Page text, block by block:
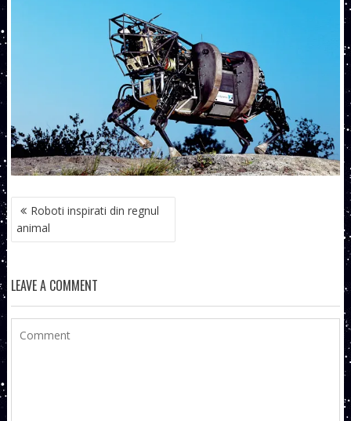
NAVIGARE
ÎN
ARTICOLE
Roboti inspirati din regnul
animal
LEAVE A COMMENT